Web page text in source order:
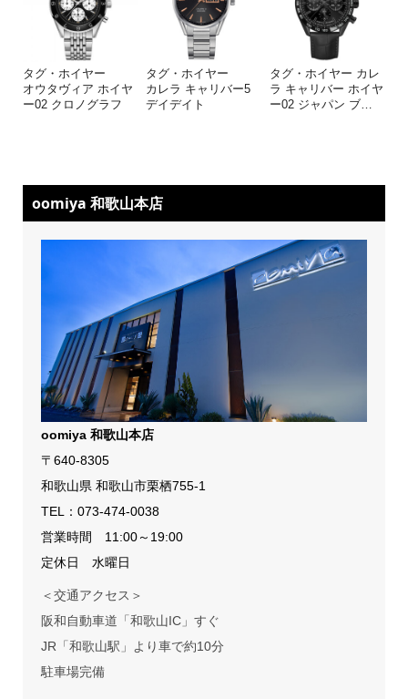
タグ・ホイヤー
オウタヴィア ホイヤ
ー02 クロノグラフ
タグ・ホイヤー
カレラ キャリバー5
デイデイト
タグ・ホイヤー カレ
ラ キャリバー ホイヤ
ー02 ジャパン ブ…
oomiya 和歌山本店
oomiya 和歌山本店
〒640-8305
和歌山県 和歌山市栗栖755-1
TEL： 073-474-0038
営業時間 11:00～19:00
定休日 水曜日
＜交通アクセス＞
阪和自動車道「和歌山IC」すぐ
JR「和歌山駅」より車で約10分
駐車場完備